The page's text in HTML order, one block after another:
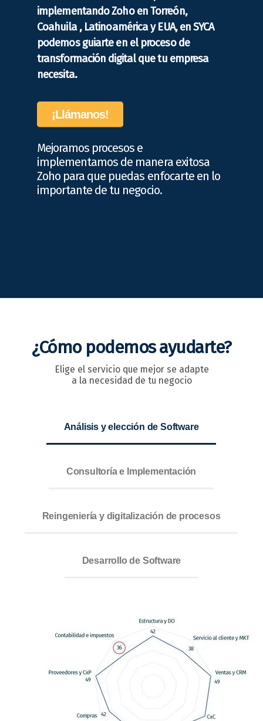
implementando Zoho en Torreón,
Coahuila , Latinoamérica y EUA, en SYCA
podemos guiarte en el proceso de
transformación digital que tu empresa
necesita.
¡Llámanos!
Mejoramos procesos e
implementamos de manera exitosa
Zoho para que puedas enfocarte en lo
importante de tu negocio.
¿Cómo podemos ayudarte?
Elige el servicio que mejor se adapte
a la necesidad de tu negocio
Análisis y elección de Software
Consultoría e Implementación
Reingeniería y digitalización de procesos
Desarrollo de Software